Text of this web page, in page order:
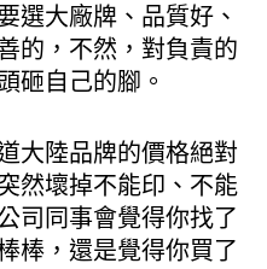
選大廠牌、品質好、
的，不然，對負責的
砸自己的腳。
大陸品牌的價格絕對
然壞掉不能印、不能
司同事會覺得你找了
棒，還是覺得你買了